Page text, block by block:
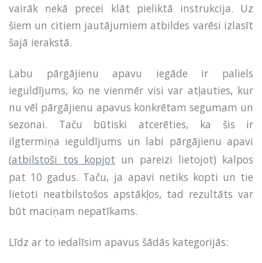
vairāk nekā precei klāt pieliktā instrukcija. Uz
šiem un citiem jautājumiem atbildes varēsi izlasīt
šajā ierakstā.
Labu pārgājienu apavu iegāde ir paliels
ieguldījums, ko ne vienmēr visi var atļauties, kur
nu vēl pārgājienu apavus konkrētam segumam un
sezonai. Taču būtiski atcerēties, ka šis ir
ilgtermiņa ieguldījums un labi pārgājienu apavi
(atbilstoši tos kopjot un pareizi lietojot) kalpos
pat 10 gadus. Taču, ja apavi netiks kopti un tie
lietoti neatbilstošos apstākļos, tad rezultāts var
būt maciņam nepatīkams.
Līdz ar to iedalīsim apavus šādās kategorijās: